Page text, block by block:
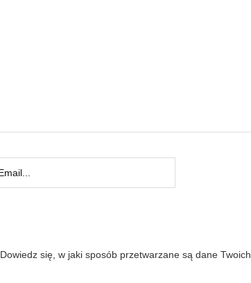
Dowiedz się, w jaki sposób przetwarzane są dane Twoich